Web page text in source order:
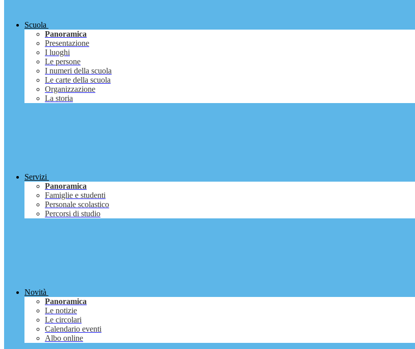
Scuola
Panoramica
Presentazione
I luoghi
Le persone
I numeri della scuola
Le carte della scuola
Organizzazione
La storia
Servizi
Panoramica
Famiglie e studenti
Personale scolastico
Percorsi di studio
Novità
Panoramica
Le notizie
Le circolari
Calendario eventi
Albo online